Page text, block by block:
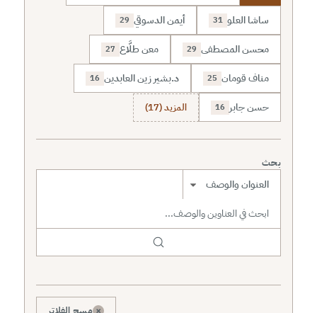
ساشا العلو 31 أيمن الدسوقي 29
محسن المصطفى 29 معن طلَّاع 27
مناف قومان 25 د.بشير زين العابدين 16
حسن جابر 16 المزيد (17)
بحث
نطاق البحث